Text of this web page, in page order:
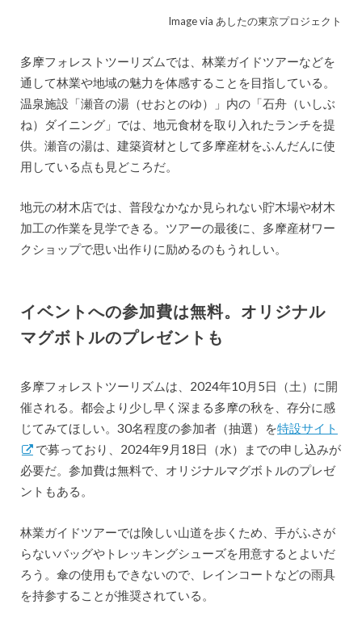
Image via あしたの東京プロジェクト
多摩フォレストツーリズムでは、林業ガイドツアーなどを
通して林業や地域の魅力を体感することを目指している。
温泉施設「瀬音の湯（せおとのゆ）」内の「石舟（いしぶ
ね）ダイニング」では、地元食材を取り入れたランチを提
供。瀬音の湯は、建築資材として多摩産材をふんだんに使
用している点も見どころだ。
地元の材木店では、普段なかなか見られない貯木場や材木
加工の作業を見学できる。ツアーの最後に、多摩産材ワー
クショップで思い出作りに励めるのもうれしい。
イベントへの参加費は無料。オリジナル
マグボトルのプレゼントも
多摩フォレストツーリズムは、2024年10月5日（土）に開
催される。都会より少し早く深まる多摩の秋を、存分に感
じてみてほしい。30名程度の参加者（抽選）を特設サイト
で募っており、2024年9月18日（水）までの申し込みが
必要だ。参加費は無料で、オリジナルマグボトルのプレゼ
ントもある。
林業ガイドツアーでは険しい山道を歩くため、手がふさが
らないバッグやトレッキングシューズを用意するとよいだ
ろう。傘の使用もできないので、レインコートなどの雨具
を持参することが推奨されている。